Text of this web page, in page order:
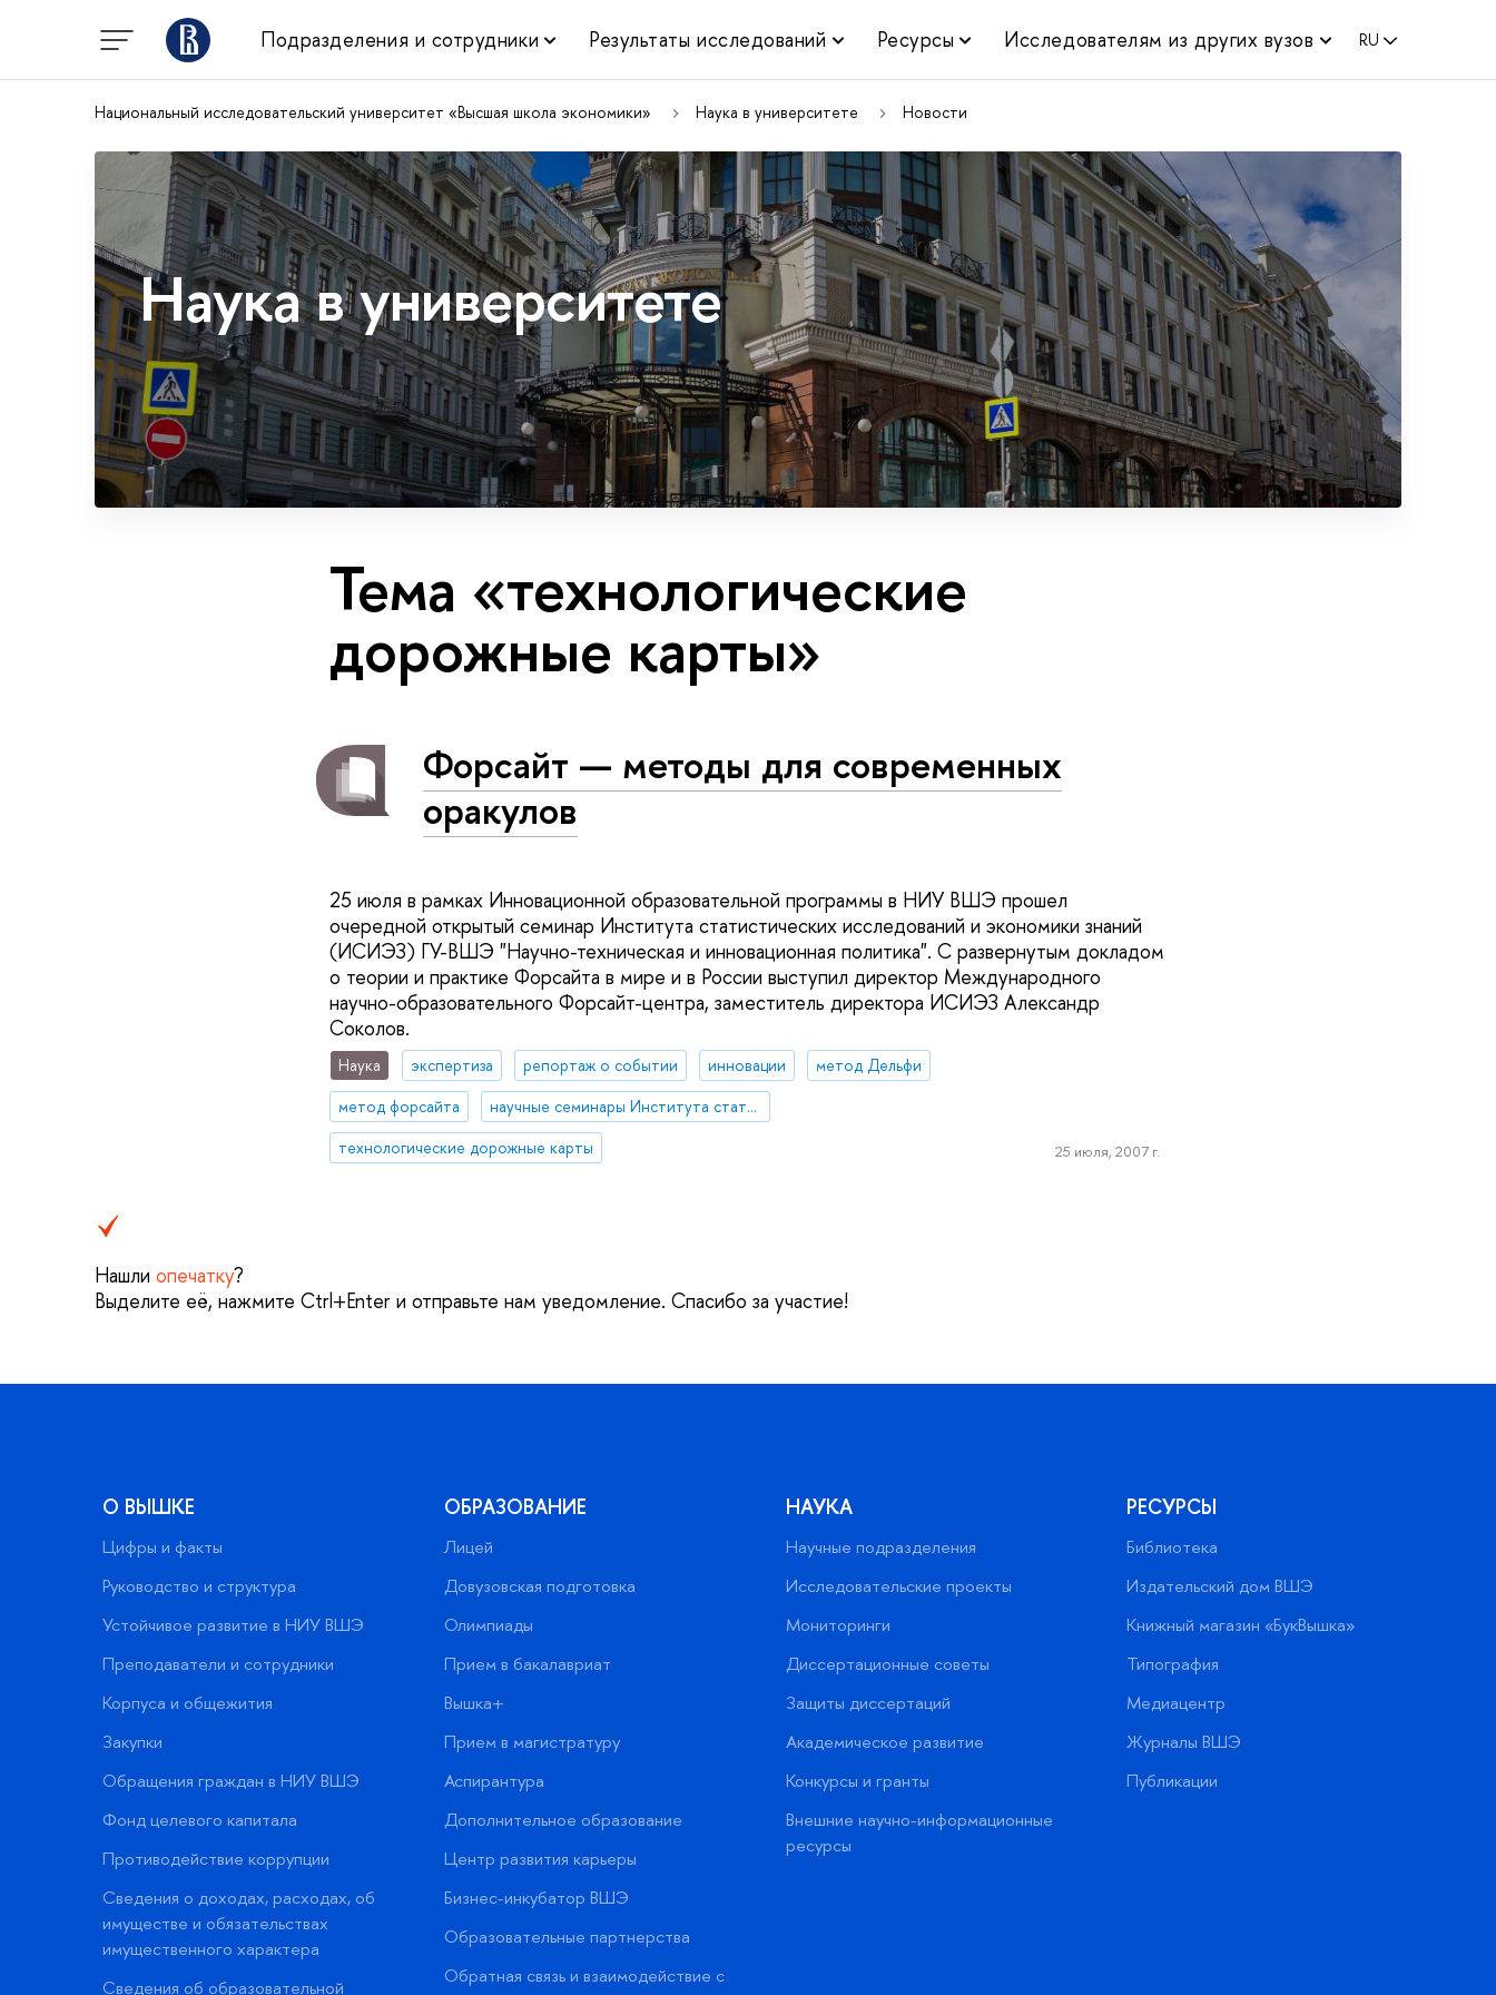
Подразделения и сотрудники Результаты исследований Ресурсы Исследователям из других вузов RU
Национальный исследовательский университет «Высшая школа экономики» Наука в университете Новости
Наука в университете
Тема «технологические
дорожные карты»
Форсайт — методы для современных
оракулов
25 июля в рамках Инновационной образовательной программы в НИУ ВШЭ прошел
очередной открытый семинар Института статистических исследований и экономики знаний
(ИСИЭЗ) ГУ-ВШЭ "Научно-техническая и инновационная политика". C развернутым докладом
о теории и практике Форсайта в мире и в России выступил директор Международного
научно-образовательного Форсайт-центра, заместитель директора ИСИЭЗ Александр
Соколов.
Наука экспертиза репортаж о событии инновации
метод Дельфи
метод форсайта
научные семинары Института статистических исследований и экономики знаний (ИСИЭЗ)
технологические дорожные карты
25 июля, 2007 г.
Нашли опечатку?
Выделите её, нажмите Ctrl+Enter и отправьте нам уведомление. Спасибо за участие!
О ВЫШКЕ
Цифры и факты
Руководство и структура
Устойчивое развитие в НИУ ВШЭ
Преподаватели и сотрудники
Корпуса и общежития
Закупки
Обращения граждан в НИУ ВШЭ
Фонд целевого капитала
Противодействие коррупции
Сведения о доходах, расходах, об
имуществе и обязательствах
имущественного характера
Сведения об образовательной
ОБРАЗОВАНИЕ
Лицей
Довузовская подготовка
Олимпиады
Прием в бакалавриат
Вышка+
Прием в магистратуру
Аспирантура
Дополнительное образование
Центр развития карьеры
Бизнес-инкубатор ВШЭ
Образовательные партнерства
Обратная связь и взаимодействие с
НАУКА
Научные подразделения
Исследовательские проекты
Мониторинги
Диссертационные советы
Защиты диссертаций
Академическое развитие
Конкурсы и гранты
Внешние научно-информационные
ресурсы
РЕСУРСЫ
Библиотека
Издательский дом ВШЭ
Книжный магазин «БукВышка»
Типография
Медиацентр
Журналы ВШЭ
Публикации